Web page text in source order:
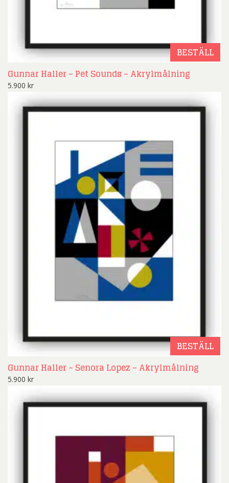
BESTÄLL
Gunnar Haller – Pet Sounds – Akrylmålning
5.900 kr
BESTÄLL
Gunnar Haller – Senora Lopez – Akrylmålning
5.900 kr